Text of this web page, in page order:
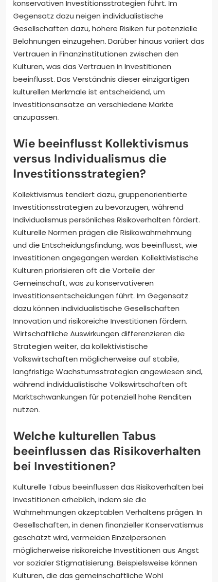
konservativen Investitionsstrategien führt. Im
Gegensatz dazu neigen individualistische
Gesellschaften dazu, höhere Risiken für potenzielle
Belohnungen einzugehen. Darüber hinaus variiert das
Vertrauen in Finanzinstitutionen zwischen den
Kulturen, was das Vertrauen in Investitionen
beeinflusst. Das Verständnis dieser einzigartigen
kulturellen Merkmale ist entscheidend, um
Investitionsansätze an verschiedene Märkte
anzupassen.
Wie beeinflusst Kollektivismus
versus Individualismus die
Investitionsstrategien?
Kollektivismus tendiert dazu, gruppenorientierte
Investitionsstrategien zu bevorzugen, während
Individualismus persönliches Risikoverhalten fördert.
Kulturelle Normen prägen die Risikowahrnehmung
und die Entscheidungsfindung, was beeinflusst, wie
Investitionen angegangen werden. Kollektivistische
Kulturen priorisieren oft die Vorteile der
Gemeinschaft, was zu konservativeren
Investitionsentscheidungen führt. Im Gegensatz
dazu können individualistische Gesellschaften
Innovation und risikoreiche Investitionen fördern.
Wirtschaftliche Auswirkungen differenzieren die
Strategien weiter, da kollektivistische
Volkswirtschaften möglicherweise auf stabile,
langfristige Wachstumsstrategien angewiesen sind,
während individualistische Volkswirtschaften oft
Marktschwankungen für potenziell hohe Renditen
nutzen.
Welche kulturellen Tabus
beeinflussen das Risikoverhalten
bei Investitionen?
Kulturelle Tabus beeinflussen das Risikoverhalten bei
Investitionen erheblich, indem sie die
Wahrnehmungen akzeptablen Verhaltens prägen. In
Gesellschaften, in denen finanzieller Konservatismus
geschätzt wird, vermeiden Einzelpersonen
möglicherweise risikoreiche Investitionen aus Angst
vor sozialer Stigmatisierung. Beispielsweise können
Kulturen, die das gemeinschaftliche Wohl